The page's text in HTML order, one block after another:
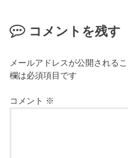
コメントを残す
メールアドレスが公開される
欄は必須項目です
コメント ※